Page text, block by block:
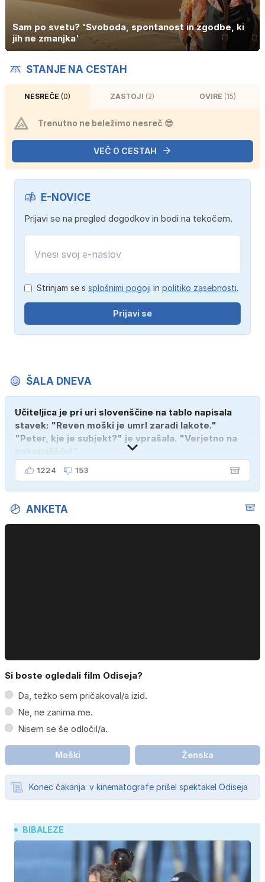
Sam po svetu? 'Svoboda, spontanost in zgodbe, ki
jih ne zmanjka'
STANJE NA CESTAH
NESREČE (0) ZASTOJI (2) OVIRE (15)
Trenutno ne beležimo nesreč 😎
VEČ O CESTAH
E-NOVICE
Prijavi se na pregled dogodkov in bodi na tekočem.
Strinjam se s splošnimi pogoji in politiko zasebnosti.
Prijavi se
ŠALA DNEVA
Učiteljica je pri uri slovenščine na tablo napisala
stavek: "Reven moški je umrl zaradi lakote."
"Peter, kje je subjekt?" je vprašala. "Verjetno na
1224 153
ANKETA
Si boste ogledali film Odiseja?
Da, težko sem pričakoval/a izid.
Ne, ne zanima me.
Nisem se še odločil/a.
Moški Ženska
Konec čakanja: v kinematografe prišel spektakel Odiseja
BIBALEZE